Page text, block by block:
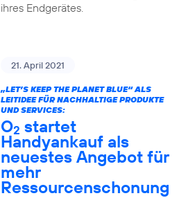
ihres Endgerätes.
21. April 2021
„LET’S KEEP THE PLANET BLUE“ ALS
LEITIDEE FÜR NACHHALTIGE PRODUKTE
UND SERVICES:
O2 startet
Handyankauf als
neuestes Angebot für
mehr
Ressourcenschonung